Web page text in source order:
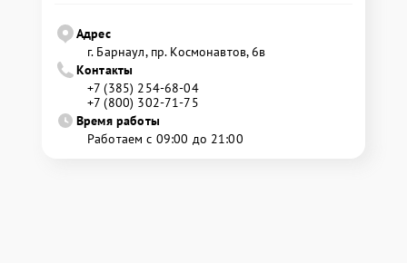
Адрес
г. Барнаул, ​пр. Космонавтов, 6в
Контакты
+7 (385) 254-68-04
+7 (800) 302-71-75
Время работы
Работаем с 09:00 до 21:00